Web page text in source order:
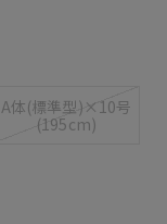
A体(標準型)×10号
(195cm)